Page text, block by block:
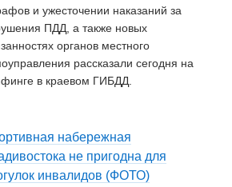
и ужесточении наказаний за
ПДД, а также новых
органов местного
рассказали сегодня на
в краевом ГИБДД.
набережная
не пригодна для
инвалидов (ФОТО)